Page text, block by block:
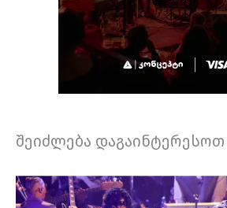
შეიძლება დაგაინტერესოთ